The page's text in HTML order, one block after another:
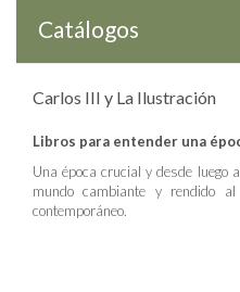
Catálogos
Carlos III y La Ilustración
Libros para entender una
Una época crucial y desde luego
mundo cambiante y rendido
contemporáneo.